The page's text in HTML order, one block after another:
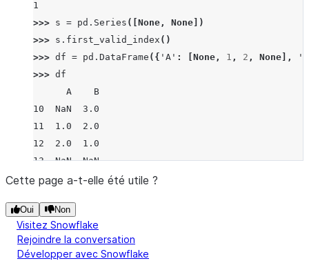
1
>>> s = pd . Series ([ None , None ])
>>> s . first_valid_index ()
>>> df = pd . DataFrame ({ 'A' : None , 1 , 2 , None ],
>>> df
      A    B
10  NaN  3.0
11  1.0  2.0
12  2.0  1.0
13  NaN  NaN
>>> df .first_valid_index
>>> df =
>>> df.first_valid_index
'i'
Cette page a-t-elle été utile ?
Oui Non
Visitez Snowflake
Rejoindre la conversation
Développer avec Snowflake